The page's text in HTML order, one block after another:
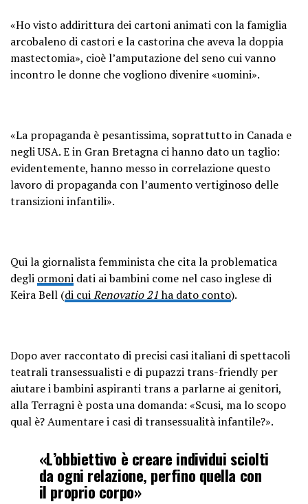
«Ho visto addirittura dei cartoni animati con la famiglia
arcobaleno di castori e la castorina che aveva la doppia
mastectomia», cioè l’amputazione del seno cui vanno
incontro le donne che vogliono divenire «uomini».
«La propaganda è pesantissima, soprattutto in Canada e
negli USA. E in Gran Bretagna ci hanno dato un taglio:
evidentemente, hanno messo in correlazione questo
lavoro di propaganda con l’aumento vertiginoso delle
transizioni infantili».
Qui la giornalista femminista che cita la problematica
degli ormoni dati ai bambini come nel caso inglese di
Keira Bell (di cuiRenovatio 21ha dato conto).
Dopo aver raccontato di precisi casi italiani di spettacoli
teatrali transessualisti e di pupazzi trans-friendly per
aiutare i bambini aspiranti trans a parlarne ai genitori,
alla Terragni è posta una domanda: «Scusi, ma lo scopo
qual è? Aumentare i casi di transessualità infantile?».
«L’obbiettivo è creare individui sciolti
da ogni relazione, perfino quella con
il proprio corpo»